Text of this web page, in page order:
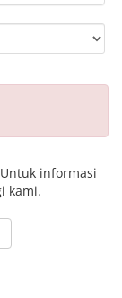
informasi
kami.